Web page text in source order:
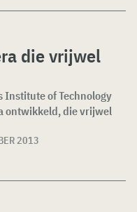
die vrijwel
Institute of Technology
ontwikkeld, die vrijwel
2013